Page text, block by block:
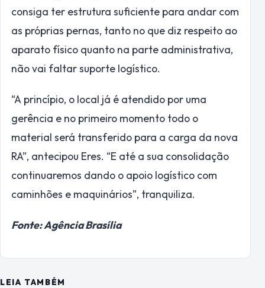
consiga ter estrutura suficiente para andar com
as próprias pernas, tanto no que diz respeito ao
aparato físico quanto na parte administrativa,
não vai faltar suporte logístico.
“A princípio, o local já é atendido por uma
gerência e no primeiro momento todo o
material será transferido para a carga da nova
RA”, antecipou Eres. “E até a sua consolidação
continuaremos dando o apoio logístico com
caminhões e maquinários”, tranquiliza.
Fonte: Agência Brasília
LEIA TAMBÉM